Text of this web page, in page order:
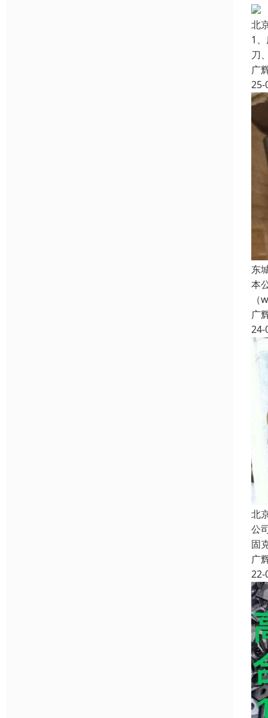
北
1
刀
广
25-
东
本
广
24-
北
公
固
广
22-